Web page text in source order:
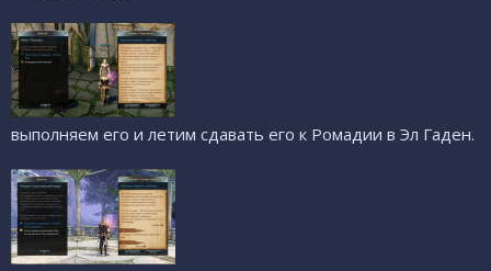
выполняем его и летим сдавать его к Ромадии в Эл Гаден.